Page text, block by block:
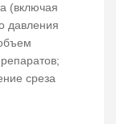
(включая
давления
среза